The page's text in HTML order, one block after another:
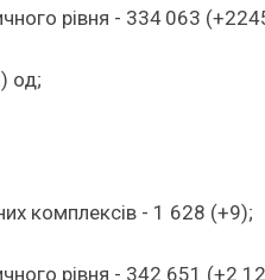
рівня - 334 063
од;
комплексів - 1 628 (+9);
рівня - 342 651 (+2